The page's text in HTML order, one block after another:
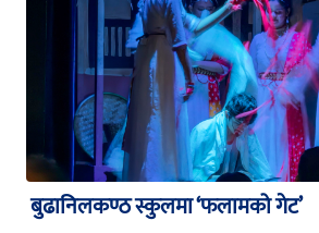
बुढानिलकण्ठ स्कुलमा ‘फलामको गेट’